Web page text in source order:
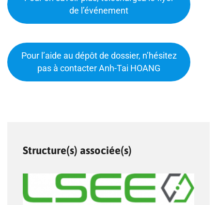
de l’événement
Pour l’aide au dépôt de dossier, n’hésitez
pas à contacter Anh-Tai HOANG
Structure(s) associée(s)